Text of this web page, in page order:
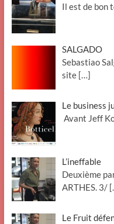
Il est de bon
SALGADO
Sebastiao
site […]
Le business
Avant Jeff
L’ineffable
Deuxième
ARTHES. 3/
Le Fruit